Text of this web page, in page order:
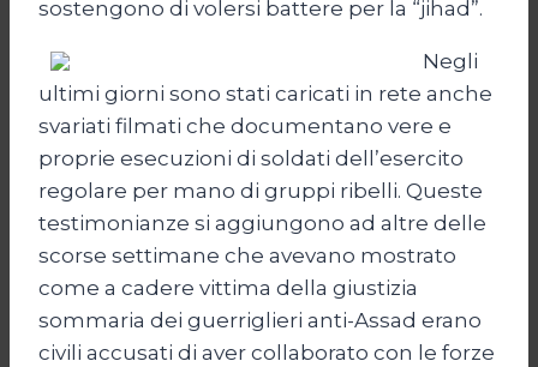
sostengono di volersi battere per la “jihad”.
Negli
ultimi giorni sono stati caricati in rete anche
svariati filmati che documentano vere e
proprie esecuzioni di soldati dell’esercito
regolare per mano di gruppi ribelli. Queste
testimonianze si aggiungono ad altre delle
scorse settimane che avevano mostrato
come a cadere vittima della giustizia
sommaria dei guerriglieri anti-Assad erano
civili accusati di aver collaborato con le forze